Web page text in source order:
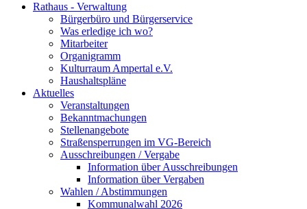
Rathaus - Verwaltung
Bürgerbüro und Bürgerservice
Was erledige ich wo?
Mitarbeiter
Organigramm
Kulturraum Ampertal e.V.
Haushaltspläne
Aktuelles
Veranstaltungen
Bekanntmachungen
Stellenangebote
Straßensperrungen im VG-Bereich
Ausschreibungen / Vergabe
Information über Ausschreibungen
Information über Vergaben
Wahlen / Abstimmungen
Kommunalwahl 2026